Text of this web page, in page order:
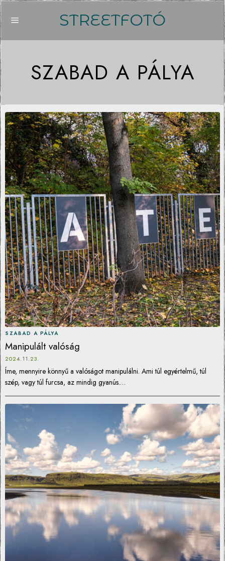
STREETFOTÓ
SZABAD A PÁLYA
SZABAD A PÁLYA
Manipulált valóság
2024.11.23.
Íme, mennyire könnyű a valóságot manipulálni. Ami túl egyértelmű, túl
szép, vagy túl furcsa, az mindig gyanús.…